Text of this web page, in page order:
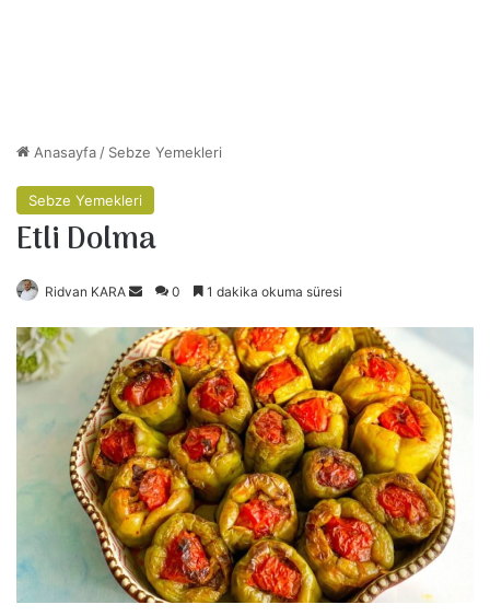
Anasayfa / Sebze Yemekleri
Sebze Yemekleri
Etli Dolma
Ridvan KARA
r
e
-
p
o
s
t
a
g
ö
n
0 1 dakika okuma süresi